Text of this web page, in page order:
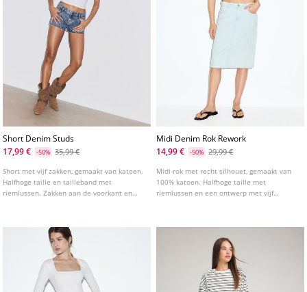
Short Denim Studs
17,99 €
-50% 35,99 €
Short met vijf zakken, gemaakt van katoen.
Halfhoge taille en tailleband met
riemlussen. Zakken aan de voorkant en
Midi Denim Rok Rework
14,99 €
-50% 29,99 €
Midi-rok met recht silhouet, gemaakt van
100% katoen. Halfhoge taille met
riemlussen en een ontwerp met vijf
voorkant.